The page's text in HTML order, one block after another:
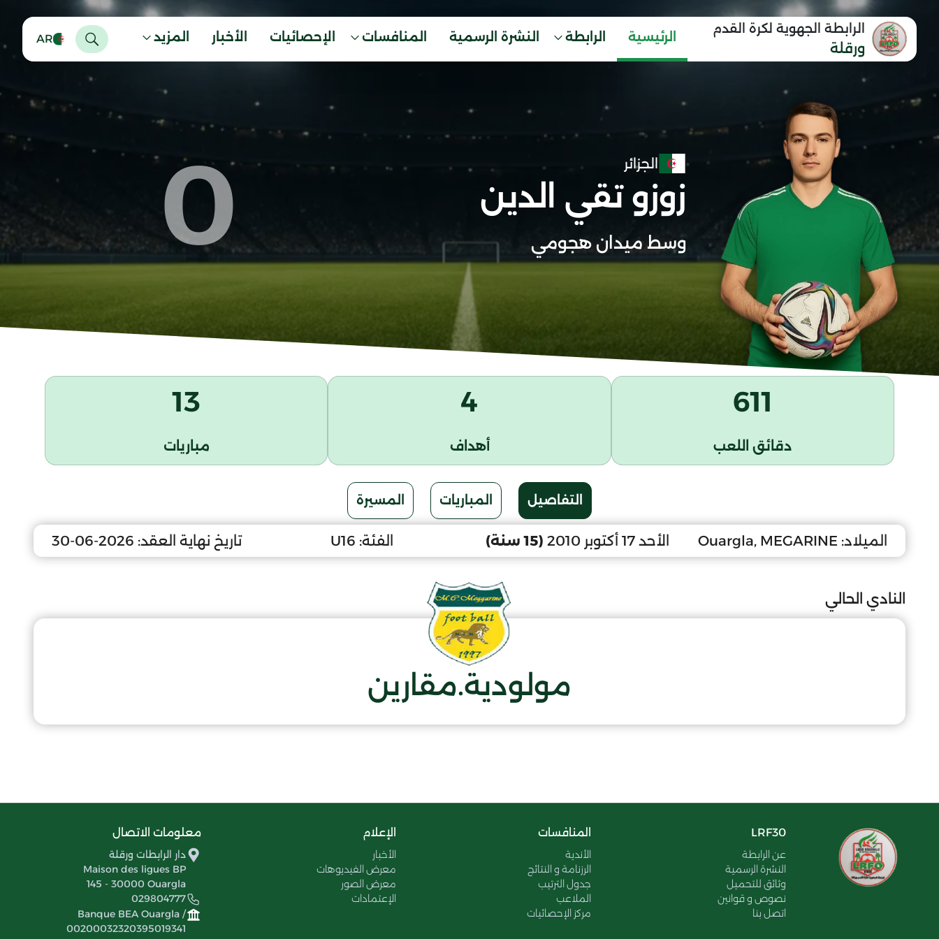
الرابطة الجهوية لكرة القدم
ورقلة
الرئيسية الرابطة النشرة الرسمية المنافسات الإحصائيات الأخبار المزيد AR
الجزائر
زوزو تقي الدين
وسط ميدان هجومي 0
611
دقائق اللعب
4
أهداف
13
مباريات
التفاصيل المباريات المسيرة
الميلاد: Ouargla, MEGARINE الأحد 17 أكتوبر 2010 (15 سنة) الفئة: U16 تاريخ نهاية العقد: 2026-06-30
النادي الحالي
مولودية.مقارين
LRF30
عن الرابطة
النشرة الرسمية
وثائق للتحميل
نصوص و قوانين
اتصل بنا
المنافسات
الأندية
الرزنامة و النتائج
جدول الترتيب
الملاعب
مركز الإحصائيات
الإعلام
الأخبار
معرض الفيديوهات
معرض الصور
الإعتمادات
معلومات الاتصال
دار الرابطات ورقلة
Maison des ligues BP
145 - 30000 Ouargla
029804777
Banque BEA Ouargla /
00200032320395019341